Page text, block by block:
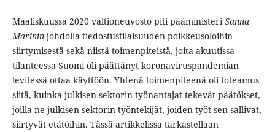
Maaliskuussa 2020 valtioneuvosto piti pääministeri Sanna
Marininjohdolla tiedostustilaisuuden poikkeusoloihin
siirtymisestä sekä niistä toimenpiteistä, joita akuutissa
tilanteessa Suomi oli päättänyt koronaviruspandemian
levitessä ottaa käyttöön. Yhtenä toimenpiteenä oli toteamus
siitä, kuinka julkisen sektorin työnantajat tekevät päätökset,
joilla ne julkisen sektorin työntekijät, joiden työt sen sallivat,
siirtyvät etätöihin. Tässä artikkelissa tarkastellaan